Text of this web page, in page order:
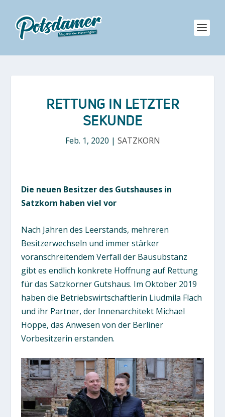
RETTUNG IN LETZTER
SEKUNDE
Feb. 1, 2020 | SATZKORN
Die neuen Besitzer des Gutshauses in
Satzkorn haben viel vor
Nach Jahren des Leerstands, mehreren
Besitzerwechseln und immer stärker
voranschreitendem Verfall der Bausubstanz
gibt es endlich konkrete Hoffnung auf Rettung
für das Satzkorner Gutshaus. Im Oktober 2019
haben die Betriebswirtschaftlerin Liudmila Flach
und ihr Partner, der Innenarchitekt Michael
Hoppe, das Anwesen von der Berliner
Vorbesitzerin erstanden.